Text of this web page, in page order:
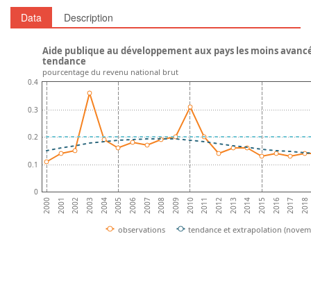
Data Description
2000 2001 2002 2003 2004 2005 2006 2007 2008 2009 2010 2011 2012 2013 2014 2015 2016 2017 2018
0
0.1
0.2
0.3
0.4
observations tendance et extrapolation
Aide publique au développement aux pays les moins
tendance
pourcentage du revenu national brut